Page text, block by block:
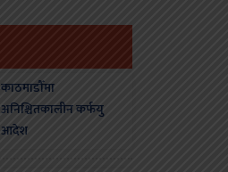
काठमाडौँमा
अनिश्चितकालीन कर्फयु
आदेश